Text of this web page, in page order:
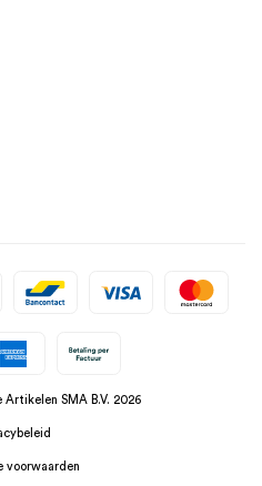
SMA B.V. 2026
voorwaarden